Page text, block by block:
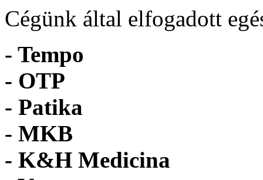
Cégünk által elfogadott
- Tempo
- OTP
- Patika
- MKB
- K&H Medicina